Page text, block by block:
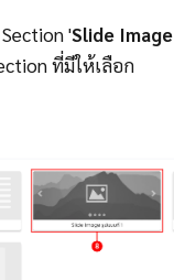
'Slide
ที่มีให้เลือก